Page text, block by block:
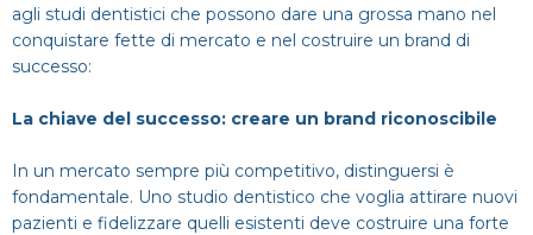
Sbiancamento dentale
agli studi dentistici che possono dare una grossa mano nel
conquistare fette di mercato e nel costruire un brand di
successo:
La chiave del successo: creare un brand riconoscibile
In un mercato sempre più competitivo, distinguersi è
fondamentale. Uno studio dentistico che voglia attirare nuovi
pazienti e fidelizzare quelli esistenti deve costruire una forte